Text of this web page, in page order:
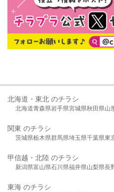
北海道・東北 のチラシ
北海道青森県岩手県宮城県秋田県山
関東 のチラシ
茨城県栃木県群馬県埼玉県千葉県東
甲信越・北陸 のチラシ
新潟県富山県石川県福井県山梨県長
東海 のチラシ